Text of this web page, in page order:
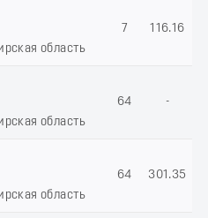
область
7 116.16
область
64 -
область
64 301.35